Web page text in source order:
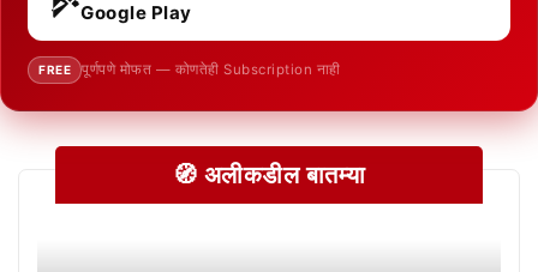
Google Play
FREE पूर्णपणे मोफत — कोणतेही Subscription नाही
🧭 अलीकडील बातम्या